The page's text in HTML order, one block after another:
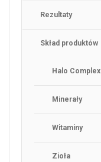
Rezultaty
Skład produktów
Halo Complex
Minerały
Witaminy
Zioła